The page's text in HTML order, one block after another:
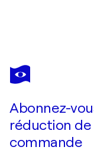
JOSE
RIVERA
Abonnez-
réduction de
commande